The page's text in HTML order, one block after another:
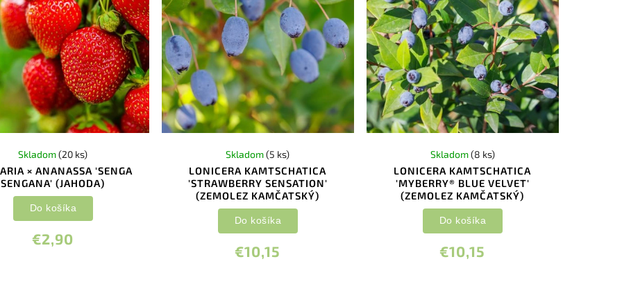
× ANANASSA 'SENGA
SENGANA' (JAHODA)
Skladom(20 ks)
€2,90
Do košíka
LONICERA KAMTSCHATICA
'STRAWBERRY SENSATION'
(ZEMOLEZ KAMČATSKÝ)
Skladom(5 ks)
€10,15
Do košíka
LONICERA KAMTSCHATICA
'MYBERRY® BLUE VELVET'
(ZEMOLEZ KAMČATSKÝ)
Skladom(8 ks)
€10,15
Do košíka